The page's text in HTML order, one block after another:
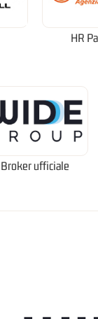
HR
Broker ufficiale